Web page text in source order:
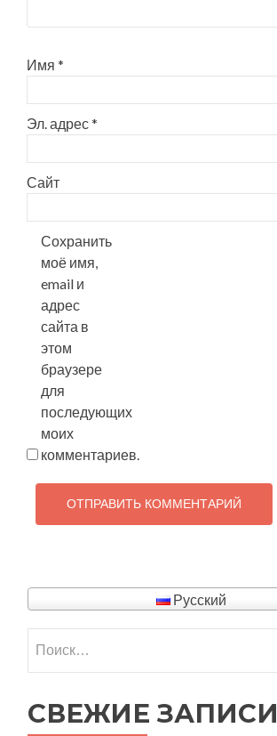
Имя *
Эл. адрес*
Сайт
Сохранить
моё имя,
email и
адрес
сайта в
этом
браузере
для
последующих
моих
комментариев.
Русский
СВЕЖИЕ ЗАПИСИ